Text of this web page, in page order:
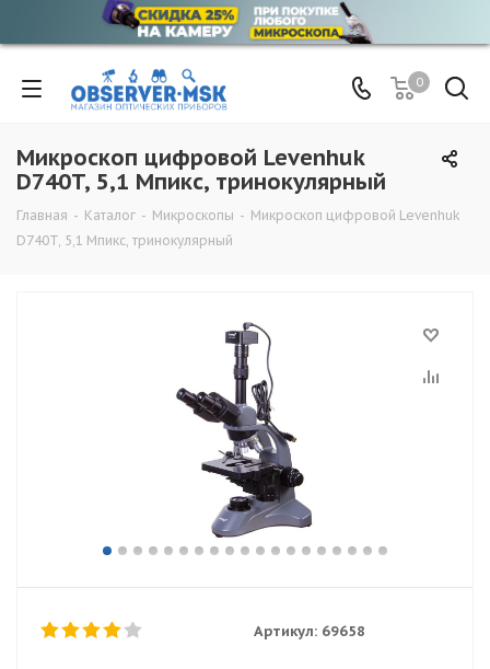
0
Микроскоп цифровой Levenhuk
D740T, 5,1 Мпикс, тринокулярный
Главная - Каталог - Микроскопы - Микроскоп цифровой Levenhuk
D740T, 5,1 Мпикс, тринокулярный
Артикул: 69658